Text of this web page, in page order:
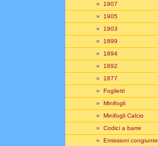
» 1907
» 1905
» 1903
» 1899
» 1894
» 1892
» 1877
» Foglietti
» Minifogli
» Minifogli Calcio
» Codici a barre
» Emissioni congiunte